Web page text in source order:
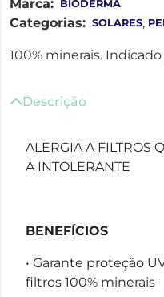
Marca: BIODERMA
Categorias: SOLARES,
100% minerais.
Descrição
ALERGIA A FILTROS
A INTOLERANTE
BENEFÍCIOS
• Garante proteção
filtros 100% minerais